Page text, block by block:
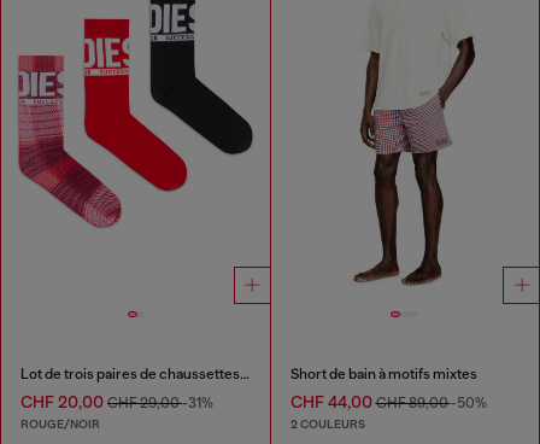
Lot de trois paires de chaussettes en coton avec logo
CHF 20,00 CHF 29,00-31%
ROUGE/NOIR
Short de bain à motifs mixtes
CHF 44,00CHF 89,00-50%
2 COULEURS